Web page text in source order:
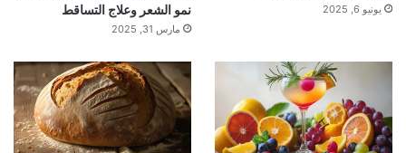
يونيو 6, 2025
نمو الشعر وعلاج التساقط
مارس 31, 2025